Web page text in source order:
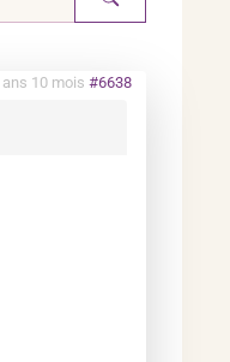
ans 10 mois #6638